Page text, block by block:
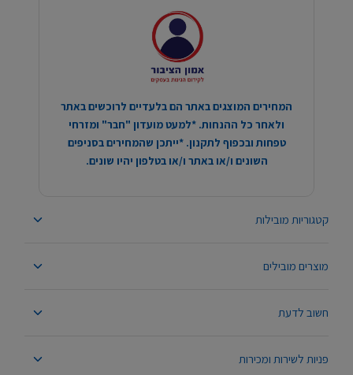
קטגוריות מובילות
מוצרים מובילים
חשוב לדעת
פניות לשירות ומכירות
המחירים המוצגים באתר הם בלעדיים לרוכשים באתר
ולאחר כל ההנחות. *למעט מועדון "חבר" ומזרחי
טפחות ובכפוף לתקנון. *ייתכן שהמחירים בסניפים
השונים ו/או באתר ו/או בטלפון יהיו שונים.